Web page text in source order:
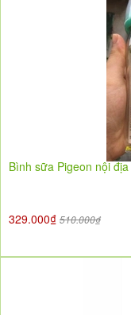
Bình sữa Pigeon nội
329.000₫ 510.000₫